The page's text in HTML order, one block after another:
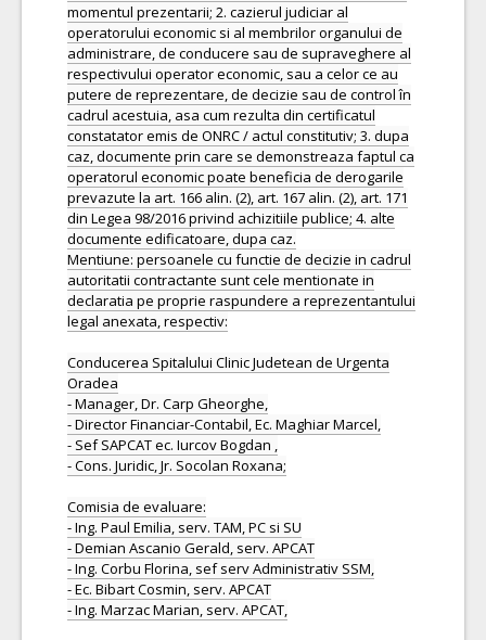
momentul prezentarii; 2. cazierul judiciar al
operatorului economic si al membrilor organului de
administrare, de conducere sau de supraveghere al
respectivului operator economic, sau a celor ce au
putere de reprezentare, de decizie sau de control în
cadrul acestuia, asa cum rezulta din certificatul
constatator emis de ONRC / actul constitutiv; 3. dupa
caz, documente prin care se demonstreaza faptul ca
operatorul economic poate beneficia de derogarile
prevazute la art. 166 alin. (2), art. 167 alin. (2), art. 171
din Legea 98/2016 privind achizitiile publice; 4. alte
documente edificatoare, dupa caz.
Mentiune: persoanele cu functie de decizie in cadrul
autoritatii contractante sunt cele mentionate in
declaratia pe proprie raspundere a reprezentantului
legal anexata, respectiv:
Conducerea Spitalului Clinic Judetean de Urgenta
Oradea
- Manager, Dr. Carp Gheorghe,
- Director Financiar-Contabil, Ec. Maghiar Marcel,
- Sef SAPCAT ec. Iurcov Bogdan ,
- Cons. Juridic, Jr. Socolan Roxana;
Comisia de evaluare:
- Ing. Paul Emilia, serv. TAM, PC si SU
- Demian Ascanio Gerald, serv. APCAT
- Ing. Corbu Florina, sef serv Administrativ SSM,
- Ec. Bibart Cosmin, serv. APCAT
- Ing. Marzac Marian, serv. APCAT,